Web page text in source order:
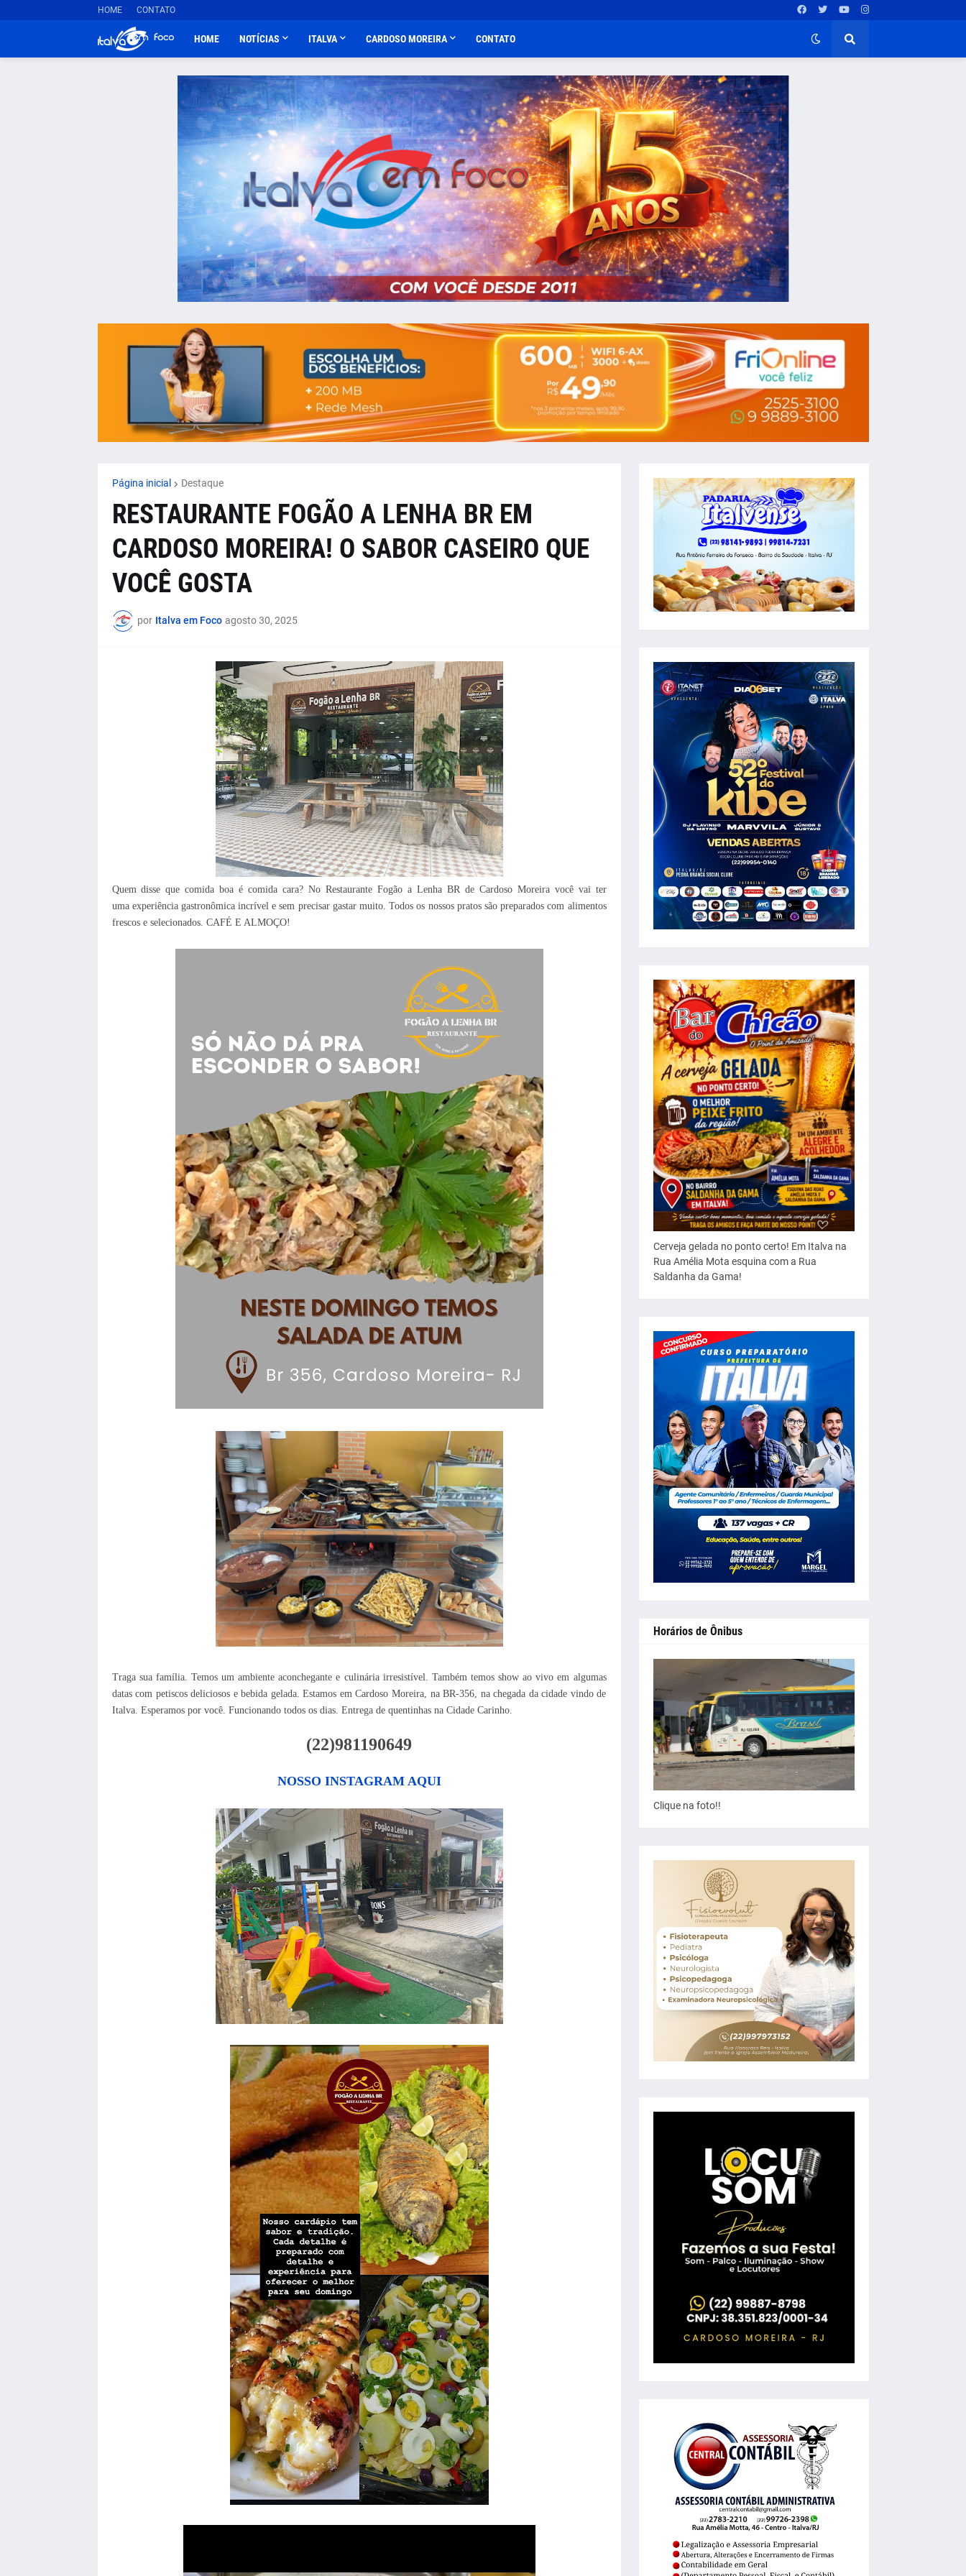
HOME CONTATO
HOME NOTÍCIAS ITALVA CARDOSO MOREIRA CONTATO
Página inicial Destaque
RESTAURANTE FOGÃO A LENHA BR EM
CARDOSO MOREIRA! O SABOR CASEIRO QUE
VOCÊ GOSTA
por Italva em Foco agosto 30, 2025
Quem disse que comida boa é comida cara? No Restaurante Fogão a Lenha BR de Cardoso Moreira você vai ter
uma experiência gastronômica incrível e sem precisar gastar muito. Todos os nossos pratos são preparados com alimentos
frescos e selecionados. CAFÉ E ALMOÇO!
Traga sua família. Temos um ambiente aconchegante e culinária irresistível. Também temos show ao vivo em algumas
datas com petiscos deliciosos e bebida gelada. Estamos em Cardoso Moreira, na BR-356, na chegada da cidade vindo de
Italva. Esperamos por você. Funcionando todos os dias. Entrega de quentinhas na Cidade Carinho.
(22)981190649
NOSSO INSTAGRAM AQUI
Cerveja gelada no ponto certo! Em Italva na
Rua Amélia Mota esquina com a Rua
Saldanha da Gama!
Horários de Ônibus
Clique na foto!!